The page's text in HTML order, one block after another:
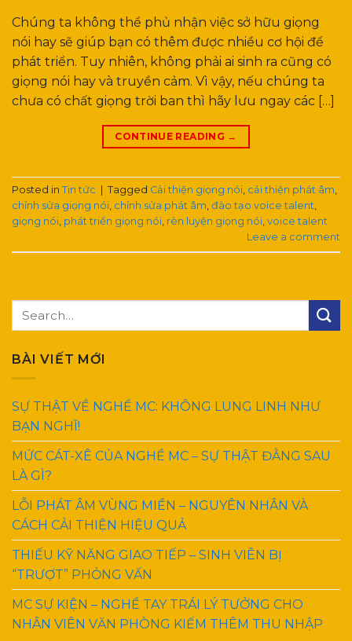
Chúng ta không thể phủ nhận việc sở hữu giọng
nói hay sẽ giúp bạn có thêm được nhiều cơ hội để
phát triển. Tuy nhiên, không phải ai sinh ra cũng có
giọng nói hay và truyền cảm. Vì vậy, nếu chúng ta
chưa có chất giọng trời ban thì hãy lưu ngay các […]
CONTINUE READING →
Posted in Tin tức Tagged Cải thiện giọng nói, cải thiện phát âm,
chỉnh sửa giọng nói, chỉnh sửa phát âm, đào tạo voice talent,
giọng nói, phát triển giọng nói, rèn luyện giọng nói, voice talent
Leave a comment
BÀI VIẾT MỚI
SỰ THẬT VỀ NGHỀ MC: KHÔNG LUNG LINH NHƯ
BẠN NGHĨ!
MỨC CÁT-XÊ CỦA NGHỀ MC – SỰ THẬT ĐẰNG SAU
LÀ GÌ?
LỖI PHÁT ÂM VÙNG MIỀN – NGUYÊN NHÂN VÀ
CÁCH CẢI THIỆN HIỆU QUẢ
THIẾU KỸ NĂNG GIAO TIẾP – SINH VIÊN BỊ
“TRƯỢT” PHỎNG VẤN
MC SỰ KIỆN – NGHỀ TAY TRÁI LÝ TƯỞNG CHO
NHÂN VIÊN VĂN PHÒNG KIẾM THÊM THU NHẬP